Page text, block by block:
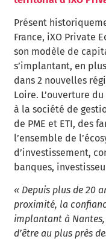
Présent
France, iXO Private
son modèle de
s’implantant, en
dans 2 nouvelles
Loire. L’ouverture
à la société de
de PME et ETI, des
l’ensemble de
d’investissement,
banques,
« Depuis plus de 20
proximité, la
implantant à
d’être au plus près